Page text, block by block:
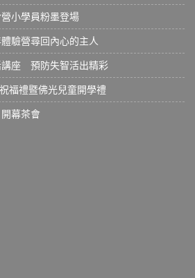
小學員粉墨登場
驗營尋回內心的主人
講座 預防失智活出精彩
福禮暨佛光兒童開學禮
開幕茶會